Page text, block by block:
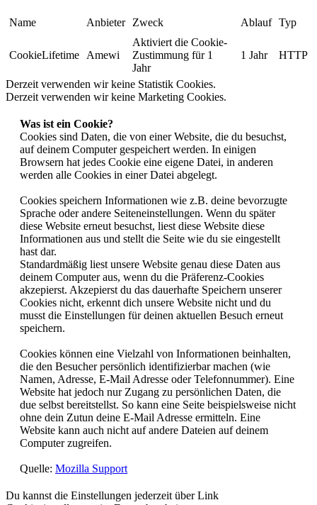
Name Anbieter Zweck Ablauf Typ
CookieLifetime Amewi
Aktiviert die Cookie-
Zustimmung für 1
Jahr
1 Jahr HTTP
Derzeit verwenden wir keine Statistik Cookies.
Derzeit verwenden wir keine Marketing Cookies.
Was ist ein Cookie?
Cookies sind Daten, die von einer Website, die du besuchst,
auf deinem Computer gespeichert werden. In einigen
Browsern hat jedes Cookie eine eigene Datei, in anderen
werden alle Cookies in einer Datei abgelegt.
Cookies speichern Informationen wie z.B. deine bevorzugte
Sprache oder andere Seiteneinstellungen. Wenn du später
diese Website erneut besuchst, liest diese Website diese
Informationen aus und stellt die Seite wie du sie eingestellt
hast dar.
Standardmäßig liest unsere Website genau diese Daten aus
deinem Computer aus, wenn du die Präferenz-Cookies
akzepierst. Akzepierst du das dauerhafte Speichern unserer
Cookies nicht, erkennt dich unsere Website nicht und du
musst die Einstellungen für deinen aktuellen Besuch erneut
speichern.
Cookies können eine Vielzahl von Informationen beinhalten,
die den Besucher persönlich identifizierbar machen (wie
Namen, Adresse, E-Mail Adresse oder Telefonnummer). Eine
Website hat jedoch nur Zugang zu persönlichen Daten, die
due selbst bereitstellst. So kann eine Seite beispielsweise nicht
ohne dein Zutun deine E-Mail Adresse ermitteln. Eine
Website kann auch nicht auf andere Dateien auf deinem
Computer zugreifen.
Quelle: Mozilla Support
Du kannst die Einstellungen jederzeit über Link